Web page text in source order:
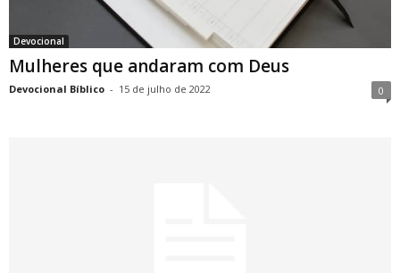
Devocional
Mulheres que andaram com Deus
Devocional Bíblico - 15 de julho de 2022 0